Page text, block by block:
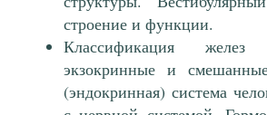
строение и функции.
Классификация желез
экзокринные и
(эндокринная) система